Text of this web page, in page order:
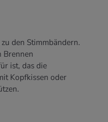
den Stimmbändern.
Brennen
ist, das die
Kopfkissen oder